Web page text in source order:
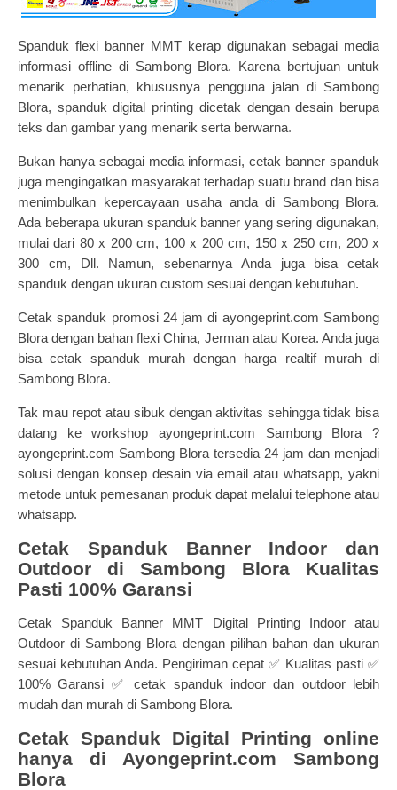
Spanduk flexi banner MMT kerap digunakan sebagai media
informasi offline di Sambong Blora. Karena bertujuan untuk
menarik perhatian, khususnya pengguna jalan di Sambong
Blora, spanduk digital printing dicetak dengan desain berupa
teks dan gambar yang menarik serta berwarna.
Bukan hanya sebagai media informasi,cetak banner spanduk
juga mengingatkan masyarakat terhadap suatu brand dan bisa
menimbulkan kepercayaan usaha anda di Sambong Blora.
Ada beberapa ukuran spanduk banner yang sering digunakan,
mulai dari 80 x 200 cm, 100 x 200 cm, 150 x 250 cm, 200 x
300 cm, Dll. Namun, sebenarnya Anda juga bisa cetak
spanduk dengan ukuran custom sesuai dengan kebutuhan.
Cetak spanduk promosi24 jam di ayongeprint.com Sambong
Blora dengan bahan flexi China, Jerman atau Korea. Anda juga
bisa cetak spanduk murah dengan harga realtif murah di
Sambong Blora.
Tak mau repot atau sibuk dengan aktivitas sehingga tidak bisa
datang ke workshop ayongeprint.com Sambong Blora ?
ayongeprint.com Sambong Blora tersedia 24 jam dan menjadi
solusi dengan konsep desain via email atau whatsapp, yakni
metode untuk pemesanan produk dapat melalui telephone atau
whatsapp.
Cetak Spanduk Banner Indoor dan
Outdoor di Sambong Blora Kualitas
Pasti 100% Garansi
Cetak Spanduk Banner MMT Digital Printing Indoor atau
Outdoor di Sambong Blora dengan pilihan bahan dan ukuran
sesuai kebutuhan Anda. Pengiriman cepat ✅ Kualitas pasti ✅
100% Garansi ✅ cetak spanduk indoor dan outdoor lebih
mudah dan murah di Sambong Blora.
Cetak Spanduk Digital Printing online
hanya di Ayongeprint.com Sambong
Blora